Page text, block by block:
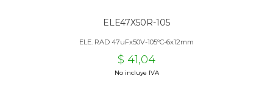
ELE47X50R-105
ELE. RAD 47uFx50V-105ºC-6x12mm
$ 41,04
No incluye IVA